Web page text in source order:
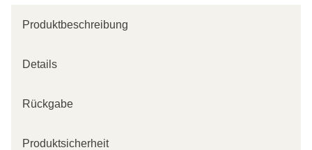
Produktbeschreibung
Details
Rückgabe
Produktsicherheit